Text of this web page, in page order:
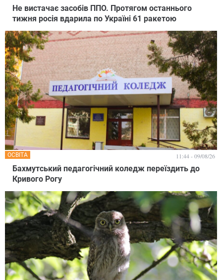
Не вистачає засобів ППО. Протягом останнього
тижня росія вдарила по Україні 61 ракетою
Бахмутський педагогічний коледж переїздить до
Кривого Рогу
ОСВІТА 11:44 - 09/08/26